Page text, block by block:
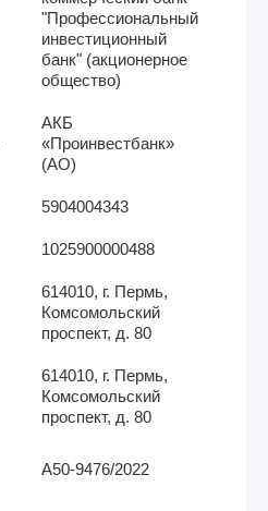
"Профессиональный
инвестиционный
банк" (акционерное
общество)
АКБ
«Проинвестбанк»
(АО)
5904004343
1025900000488
614010, г. Пермь,
Комсомольский
проспект, д. 80
614010, г. Пермь,
Комсомольский
проспект, д. 80
А50-9476/2022